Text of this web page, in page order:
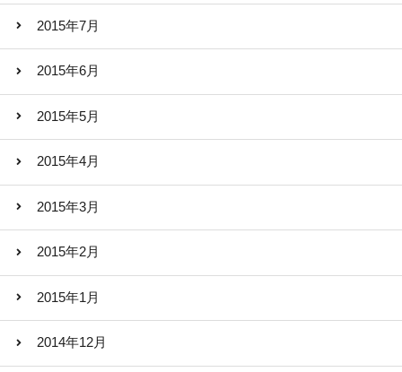
2015年7月
2015年6月
2015年5月
2015年4月
2015年3月
2015年2月
2015年1月
2014年12月